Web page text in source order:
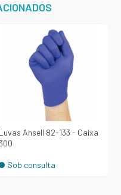
Luvas Ansell 82-133 - Caixa
Sob consulta